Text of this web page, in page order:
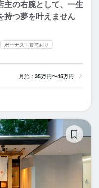
主の右腕として、一生
持つ夢を叶えません
ボーナス・賞与あり
月給： 35万円〜45万円